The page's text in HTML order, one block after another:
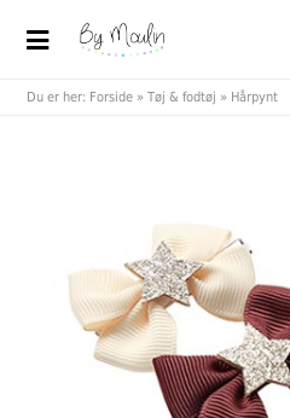
Du er her: Forside »Tøj & fodtøj » Hårpynt